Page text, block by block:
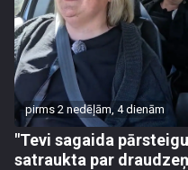
pirms 2 nedēļām, 4 dienām
"Tevi sagaida
satraukta par